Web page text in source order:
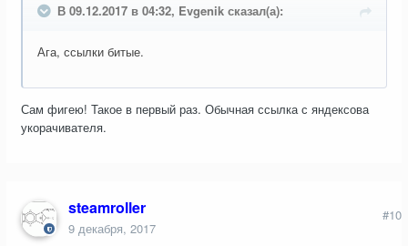
В 09.12.2017 в 04:32, Evgenik сказал(а):
Ага, ссылки битые.
Сам фигею! Такое в первый раз. Обычная ссылка с яндексова
укорачивателя.
steamroller
9 декабря, 2017
#10